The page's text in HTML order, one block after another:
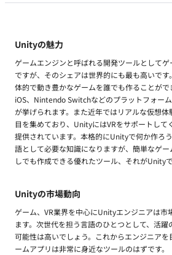
Unityの魅力
ゲームエンジンと呼ばれる開発ツールとして
ですが、そのシェアは世界的にも最も高いで
体的で動き豊かなゲームを誰でも作ることが
iOS、Nintendo Switchなどのプラットフォー
が挙げられます。また近年ではリアルな仮想
目を集めており、UnityにはVRをサポートして
提供されています。本格的にUnityで何か作ろ
語として必要な知識になりますが、簡単なゲ
しでも作成できる優れたツール、それがUnityで
Unityの市場動向
ゲーム、VR業界を中心にUnityエンジニアは市
ます。次世代を担う言語のひとつとして、活
可能性は高いでしょう。これからエンジニア
ームアプリは非常に身近なツールのはずです